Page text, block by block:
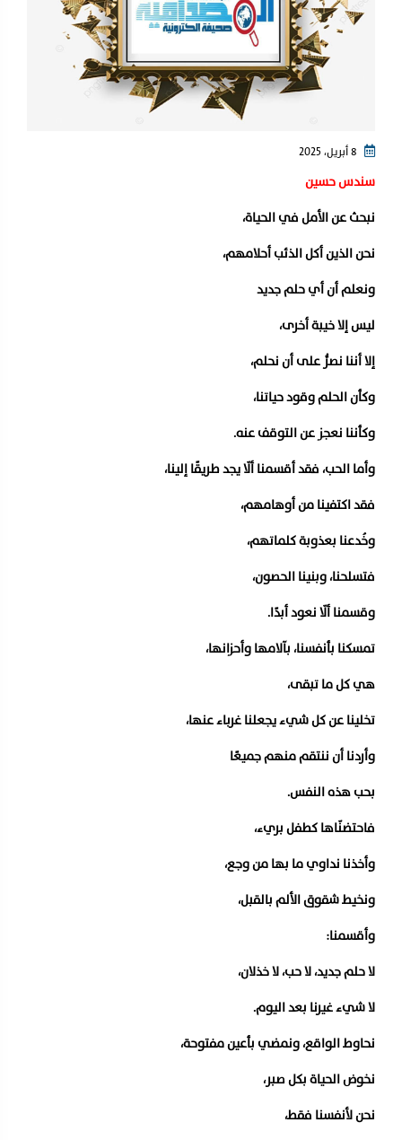
سندس حسين
نبحث عن الأمل في الحياة،
نحن الذين أكل الذئب أحلامهم،
ونعلم أن أي حلم جديد
ليس إلا خيبة أخرى،
إلا أننا نصرُّ على أن نحلم،
وكأن الحلم وقود حياتنا،
وكأننا نعجز عن التوقف عنه.
وأما الحب، فقد أقسمنا ألّا يجد طريقًا إلينا،
فقد اكتفينا من أوهامهم،
وخُدعنا بعذوبة كلماتهم،
فتسلحنا، وبنينا الحصون،
وقسمنا ألّا نعود أبدًا.
تمسكنا بأنفسنا، بآلامها وأحزانها،
هي كل ما تبقى،
تخلينا عن كل شيء يجعلنا غرباء عنها،
وأردنا أن ننتقم منهم جميعًا
بحب هذه النفس.
فاحتضنّاها كطفل بريء،
وأخذنا نداوي ما بها من وجع،
ونخيط شقوق الألم بالقبل،
وأقسمنا:
لا حلم جديد، لا حب، لا خذلان،
لا شيء غيرنا بعد اليوم.
نحاوط الواقع، ونمضي بأعين مفتوحة،
نخوض الحياة بكل صبر،
نحن لأنفسنا فقط،